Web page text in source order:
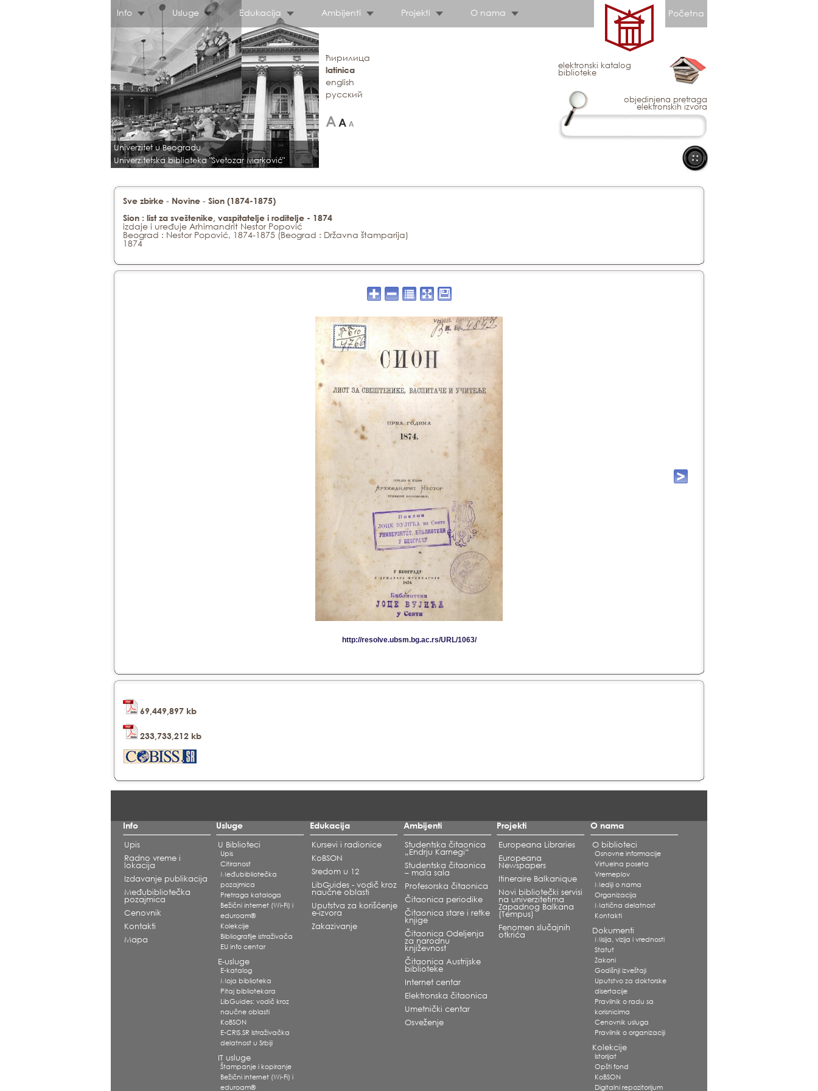
Info Usluge Edukacija Ambijenti Projekti O nama Početna
Univerzitet u Beogradu
Univerzitetska biblioteka "Svetozar Marković"
ћирилица
latinica
english
русский
elektronski katalog
biblioteke
objedinjena pretraga
elektronskih izvora
Sve zbirke - Novine - Sion (1874-1875)
Sion : list za sveštenike, vaspitatelje i roditelje - 1874
izdaje i uređuje Arhimandrit Nestor Popović
Beograd : Nestor Popović, 1874-1875 (Beograd : Državna štamparija)
1874
69,449,897 kb
233,733,212 kb
Info
Upis
Radno vreme i
lokacija
Izdavanje publikacija
Međubibliotečka
pozajmica
Cenovnik
Kontakti
Mapa
Usluge
U Biblioteci
Upis
Citiranost
Međubibliotečka
pozajmica
Pretraga kataloga
Bežični internet (Wi-Fi) i
eduroam®
Kolekcije
Bibliografije istraživača
EU info centar
E-usluge
E-katalog
Moja biblioteka
Pitaj bibliotekara
LibGuides: vodič kroz
naučne oblasti
KoBSON
E-CRIS.SR Istraživačka
delatnost u Srbiji
IT usluge
Štampanje i kopiranje
Bežični internet (Wi-Fi) i
eduroam®
Edukacija
Kursevi i radionice
KoBSON
Sredom u 12
LibGuides - vodič kroz
naučne oblasti
Uputstva za korišćenje
e-izvora
Zakazivanje
Ambijenti
Studentska čitaonica
„Endrju Karnegi“
Studentska čitaonica
– mala sala
Profesorska čitaonica
Čitaonica periodike
Čitaonica stare i retke
knjige
Čitaonica Odeljenja
za narodnu
književnost
Čitaonica Austrijske
biblioteke
Internet centar
Elektronska čitaonica
Umetnički centar
Osveženje
Projekti
Europeana Libraries
Europeana
Newspapers
Itineraire Balkanique
Novi bibliotečki servisi
na univerzitetima
Zapadnog Balkana
(Tempus)
Fenomen slučajnih
otkrića
O nama
O biblioteci
Osnovne informacije
Virtuelna poseta
Vremeplov
Mediji o nama
Organizacija
Matična delatnost
Kontakti
Dokumenti
Misija, vizija i vrednosti
Statut
Zakoni
Godišnji izveštaji
Uputstvo za doktorske
disertacije
Pravilnik o radu sa
korisnicima
Cenovnik usluga
Pravilnik o organizaciji
Kolekcije
Istorijat
Opšti fond
KoBSON
Digitalni repozitorijum